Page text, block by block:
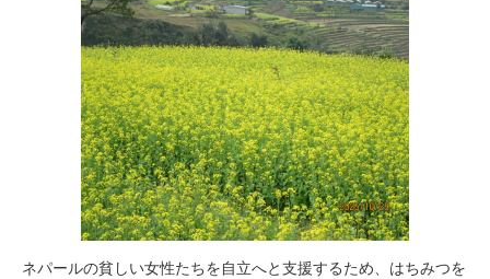
ネパールの貧しい女性たちを自立へと支援するため、はちみつを